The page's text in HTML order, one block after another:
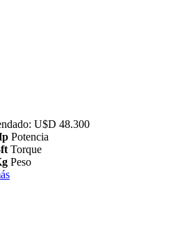
U$D 48.300
Potencia
Torque
Peso